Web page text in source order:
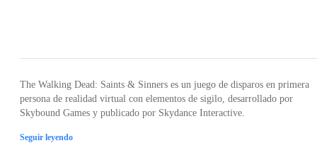
The Walking Dead: Saints & Sinners es un juego de disparos en primera
persona de realidad virtual con elementos de sigilo, desarrollado por
Skybound Games y publicado por Skydance Interactive.
Seguir leyendo